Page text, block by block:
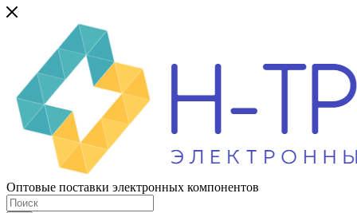
Оптовые поставки электронных компонентов